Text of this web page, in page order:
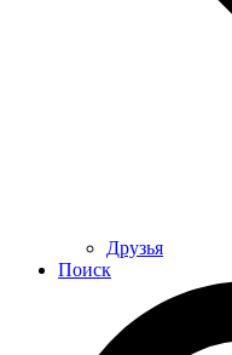
Друзья
Поиск